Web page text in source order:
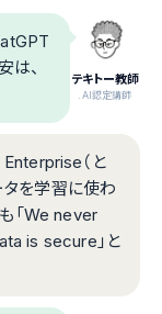
テキトー教師
.AI認定講師
は、
（と
タを学習に使わ
「We never
is secure」と